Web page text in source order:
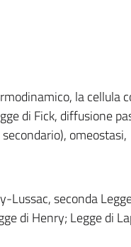
la cellula
di Fick, diffusione
omeostasi,
Lussac, seconda
di Henry; Legge di